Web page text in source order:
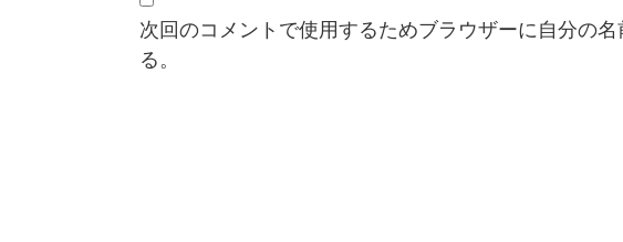
次回のコメントで使用するためブラウザーに自分の
る。